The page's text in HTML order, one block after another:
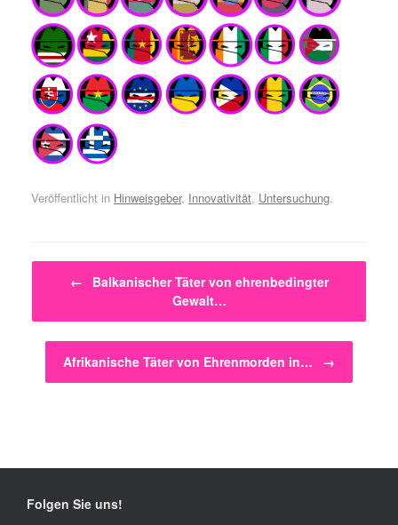
Veröffentlicht in Hinweisgeber, Innovativität, Untersuchung.
Beitragsnavigation
←
Balkanischer Täter von ehrenbedingter
Gewalt…
Afrikanische Täter von Ehrenmorden in… →
Folgen Sie uns!